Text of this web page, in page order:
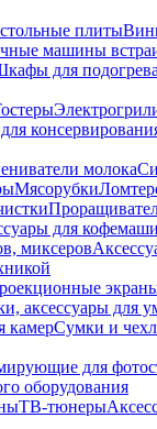
плиты
машины
для
молока
Мясорубки
для
миксеров
аксессуары для
камерСумки и
для
оборудования
ТВ-тюнеры